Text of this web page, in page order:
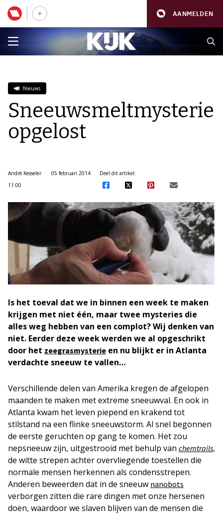
AANMELDEN
Nieuws
Sneeuwsmeltmysterie
opgelost
André Kesseler
05 februari 2014
11:00
Deel dit artikel:
Is het toeval dat we in binnen een week te maken
krijgen met niet één, maar twee mysteries die
alles weg hebben van een complot? Wij denken van
niet. Eerder deze week werden we al opgeschrikt
door het zeegrasmysterie en nu blijkt er in Atlanta
verdachte sneeuw te vallen…
Verschillende delen van Amerika kregen de afgelopen
maanden te maken met extreme sneeuwval. En ook in
Atlanta kwam het leven piepend en krakend tot
stilstand na een flinke sneeuwstorm. Al snel begonnen
de eerste geruchten op gang te komen. Het zou
nepsneeuw zijn, uitgestrooid met behulp van chemtrails,
de witte strepen achter overvliegende toestellen die
normale mensen herkennen als condensstrepen.
Anderen beweerden dat in de sneeuw nanobots
verborgen zitten die rare dingen met onze hersenen
doen, waardoor we slaven blijven van de mensen die